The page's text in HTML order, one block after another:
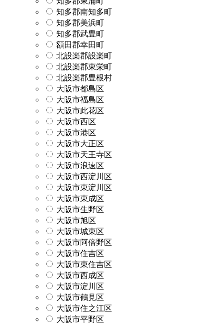
知多郡南知多町
知多郡美浜町
知多郡武豊町
額田郡幸田町
北設楽郡設楽町
北設楽郡東栄町
北設楽郡豊根村
大阪市都島区
大阪市福島区
大阪市此花区
大阪市西区
大阪市港区
大阪市大正区
大阪市天王寺区
大阪市浪速区
大阪市西淀川区
大阪市東淀川区
大阪市東成区
大阪市生野区
大阪市旭区
大阪市城東区
大阪市阿倍野区
大阪市住吉区
大阪市東住吉区
大阪市西成区
大阪市淀川区
大阪市鶴見区
大阪市住之江区
大阪市平野区